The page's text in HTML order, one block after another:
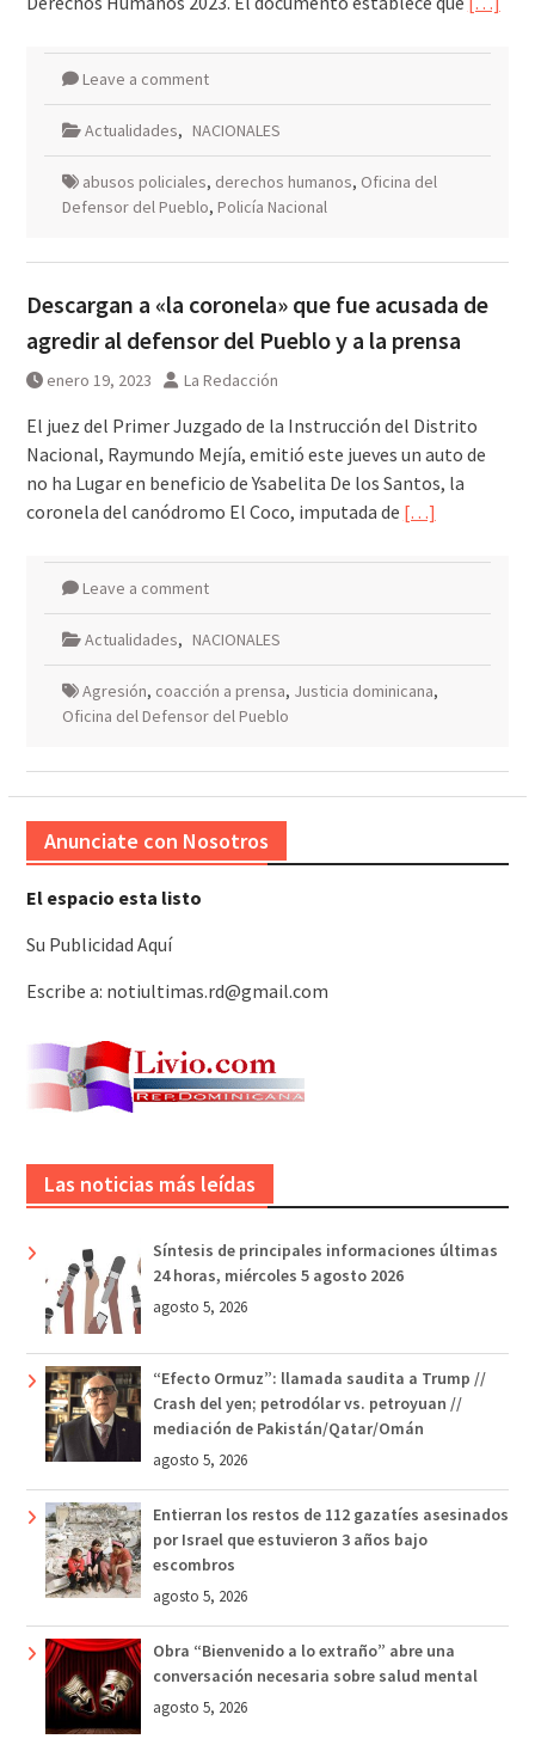
Leave a comment
Actualidades, NACIONALES
abusos policiales, derechos humanos, Oficina del
Defensor del Pueblo, Policía Nacional
Descargan a «la coronela» que fue acusada de
agredir al defensor del Pueblo y a la prensa
enero 19, 2023 La Redacción
El juez del Primer Juzgado de la Instrucción del Distrito
Nacional, Raymundo Mejía, emitió este jueves un auto de
no ha Lugar en beneficio de Ysabelita De los Santos, la
coronela del canódromo El Coco, imputada de […]
Leave a comment
Actualidades, NACIONALES
Agresión, coacción a prensa, Justicia dominicana,
Oficina del Defensor del Pueblo
Anunciate con Nosotros
El espacio esta listo
Su Publicidad Aquí
Escribe a: notiultimas.rd@gmail.com
Las noticias más leídas
Síntesis de principales informaciones últimas
24 horas, miércoles 5 agosto 2026
agosto 5, 2026
“Efecto Ormuz”: llamada saudita a Trump //
Crash del yen; petrodólar vs. petroyuan //
mediación de Pakistán/Qatar/Omán
agosto 5, 2026
Entierran los restos de 112 gazatíes asesinados
por Israel que estuvieron 3 años bajo
escombros
agosto 5, 2026
Obra “Bienvenido a lo extraño” abre una
conversación necesaria sobre salud mental
agosto 5, 2026